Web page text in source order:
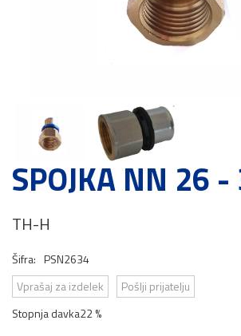
SPOJKA NN 26
TH-H
Šifra: PSN2634
Vprašaj za izdelek
Pošlji prijatelju
Stopnja davka22 %